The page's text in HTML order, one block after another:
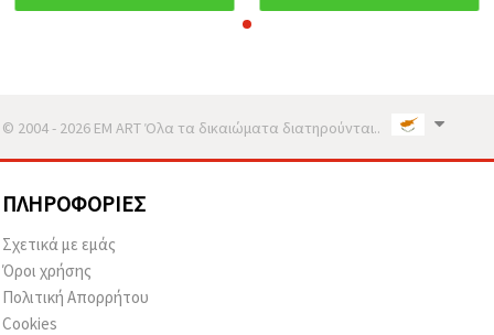
© 2004 - 2026 EM ART Όλα τα δικαιώματα διατηρούνται..
ΠΛΗΡΟΦΟΡΊΕΣ
Σχετικά με εμάς
Όροι χρήσης
Πολιτική Απορρήτου
Cookies